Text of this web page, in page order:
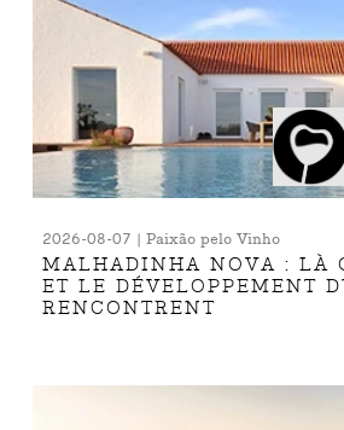
2026-08-07 | Paixão pelo Vinho
MALHADINHA NOVA : LÀ
ET LE DÉVELOPPEMENT
RENCONTRENT